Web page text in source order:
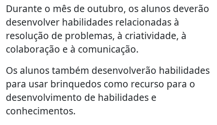
Durante o mês de outubro, os alunos deverão
desenvolver habilidades relacionadas à
resolução de problemas, à criatividade, à
colaboração e à comunicação.
Os alunos também desenvolverão habilidades
para usar brinquedos como recurso para o
desenvolvimento de habilidades e
conhecimentos.